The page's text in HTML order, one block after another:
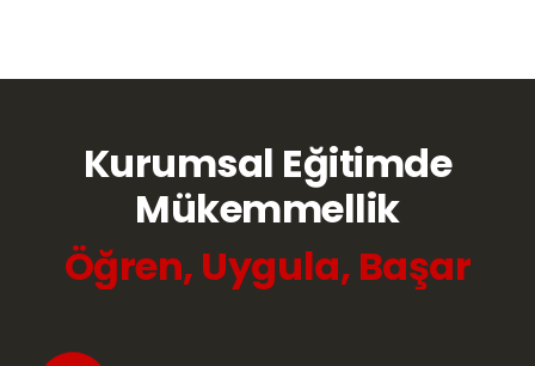
Kurumsal Eğitimde
Mükemmellik
Öğren, Uygula, Başar